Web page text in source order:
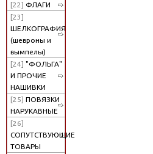
[22] ФЛАГИ
[23]
ШЕЛКОГРАФИЯ
(шевроны и
вымпелы)
[24] "ФОЛЬГА"
И ПРОЧИЕ
НАШИВКИ
[25] ПОВЯЗКИ
НАРУКАВНЫЕ
[26]
СОПУТСТВУЮЩИЕ
ТОВАРЫ